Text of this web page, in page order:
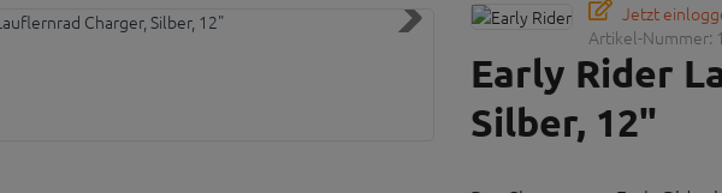
Jetzt
Artikel-Nummer:
Early Rider
Silber, 12"